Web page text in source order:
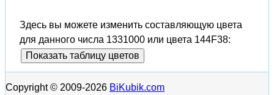
Здесь вы можете изменить составляющую цвета
для данного числа 1331000 или цвета 144F38:
Показать таблицу цветов
Copyright © 2009-2026 BiKubik.com